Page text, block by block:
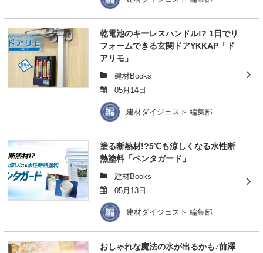
乾電池のキーレスハンドル!? 1日でリ
フォームできる玄関ドアYKKAP「ド
アリモ」
建材Books
05月14日
建材ダイジェスト 編集部
塗る断熱材!?5℃も涼しくなる水性断
熱塗料「ペンタガード」
建材Books
05月13日
建材ダイジェスト 編集部
おしゃれな魔法の水が出るかも♪前澤